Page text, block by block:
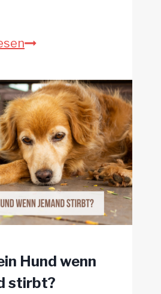
Haben
einen
6.
Sinn?
Hund wenn
stirbt?